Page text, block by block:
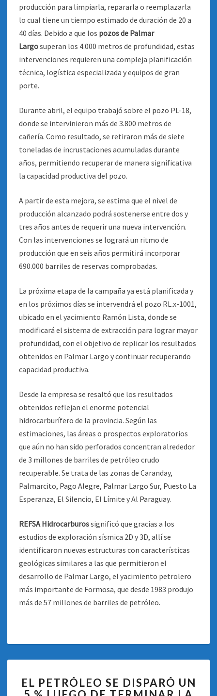
producción para limpiarla, repararla o reemplazarla
lo cual tiene un tiempo estimado de duración de 20 a
40 días. Debido a que los pozos de Palmar
Largosuperan los 4.000 metros de profundidad, estas
intervenciones requieren una compleja planificación
técnica, logística especializada y equipos de gran
porte.
Durante abril, el equipo trabajó sobre el pozo PL-18,
donde se intervinieron más de 3.800 metros de
cañería. Como resultado, se retiraron más de siete
toneladas de incrustaciones acumuladas durante
años, permitiendo recuperar de manera significativa
la capacidad productiva del pozo.
A partir de esta mejora, se estima que el nivel de
producción alcanzado podrá sostenerse entre dos y
tres años antes de requerir una nueva intervención.
Con las intervenciones se logrará un ritmo de
producción que en seis años permitirá incorporar
690.000 barriles de reservas comprobadas.
La próxima etapa de la campaña ya está planificada y
en los próximos días se intervendrá el pozo RL.x-1001,
ubicado en el yacimiento Ramón Lista, donde se
modificará el sistema de extracción para lograr mayor
profundidad, con el objetivo de replicar los resultados
obtenidos en Palmar Largo y continuar recuperando
capacidad productiva.
Desde la empresa se resaltó que los resultados
obtenidos reflejan el enorme potencial
hidrocarburífero de la provincia. Según las
estimaciones, las áreas o prospectos exploratorios
que aún no han sido perforados concentran alrededor
de 3 millones de barriles de petróleo crudo
recuperable. Se trata de las zonas de Caranday,
Palmarcito, Pago Alegre, Palmar Largo Sur, Puesto La
Esperanza, El Silencio, El Límite y Al Paraguay.
REFSA Hidrocarburossignificó que gracias a los
estudios de exploración sísmica 2D y 3D, allí se
identificaron nuevas estructuras con características
geológicas similares a las que permitieron el
desarrollo de Palmar Largo, el yacimiento petrolero
más importante de Formosa, que desde 1983 produjo
más de 57 millones de barriles de petróleo.
PETRÓLEO
SE
EL PETRÓLEO SE DISPARÓ UN